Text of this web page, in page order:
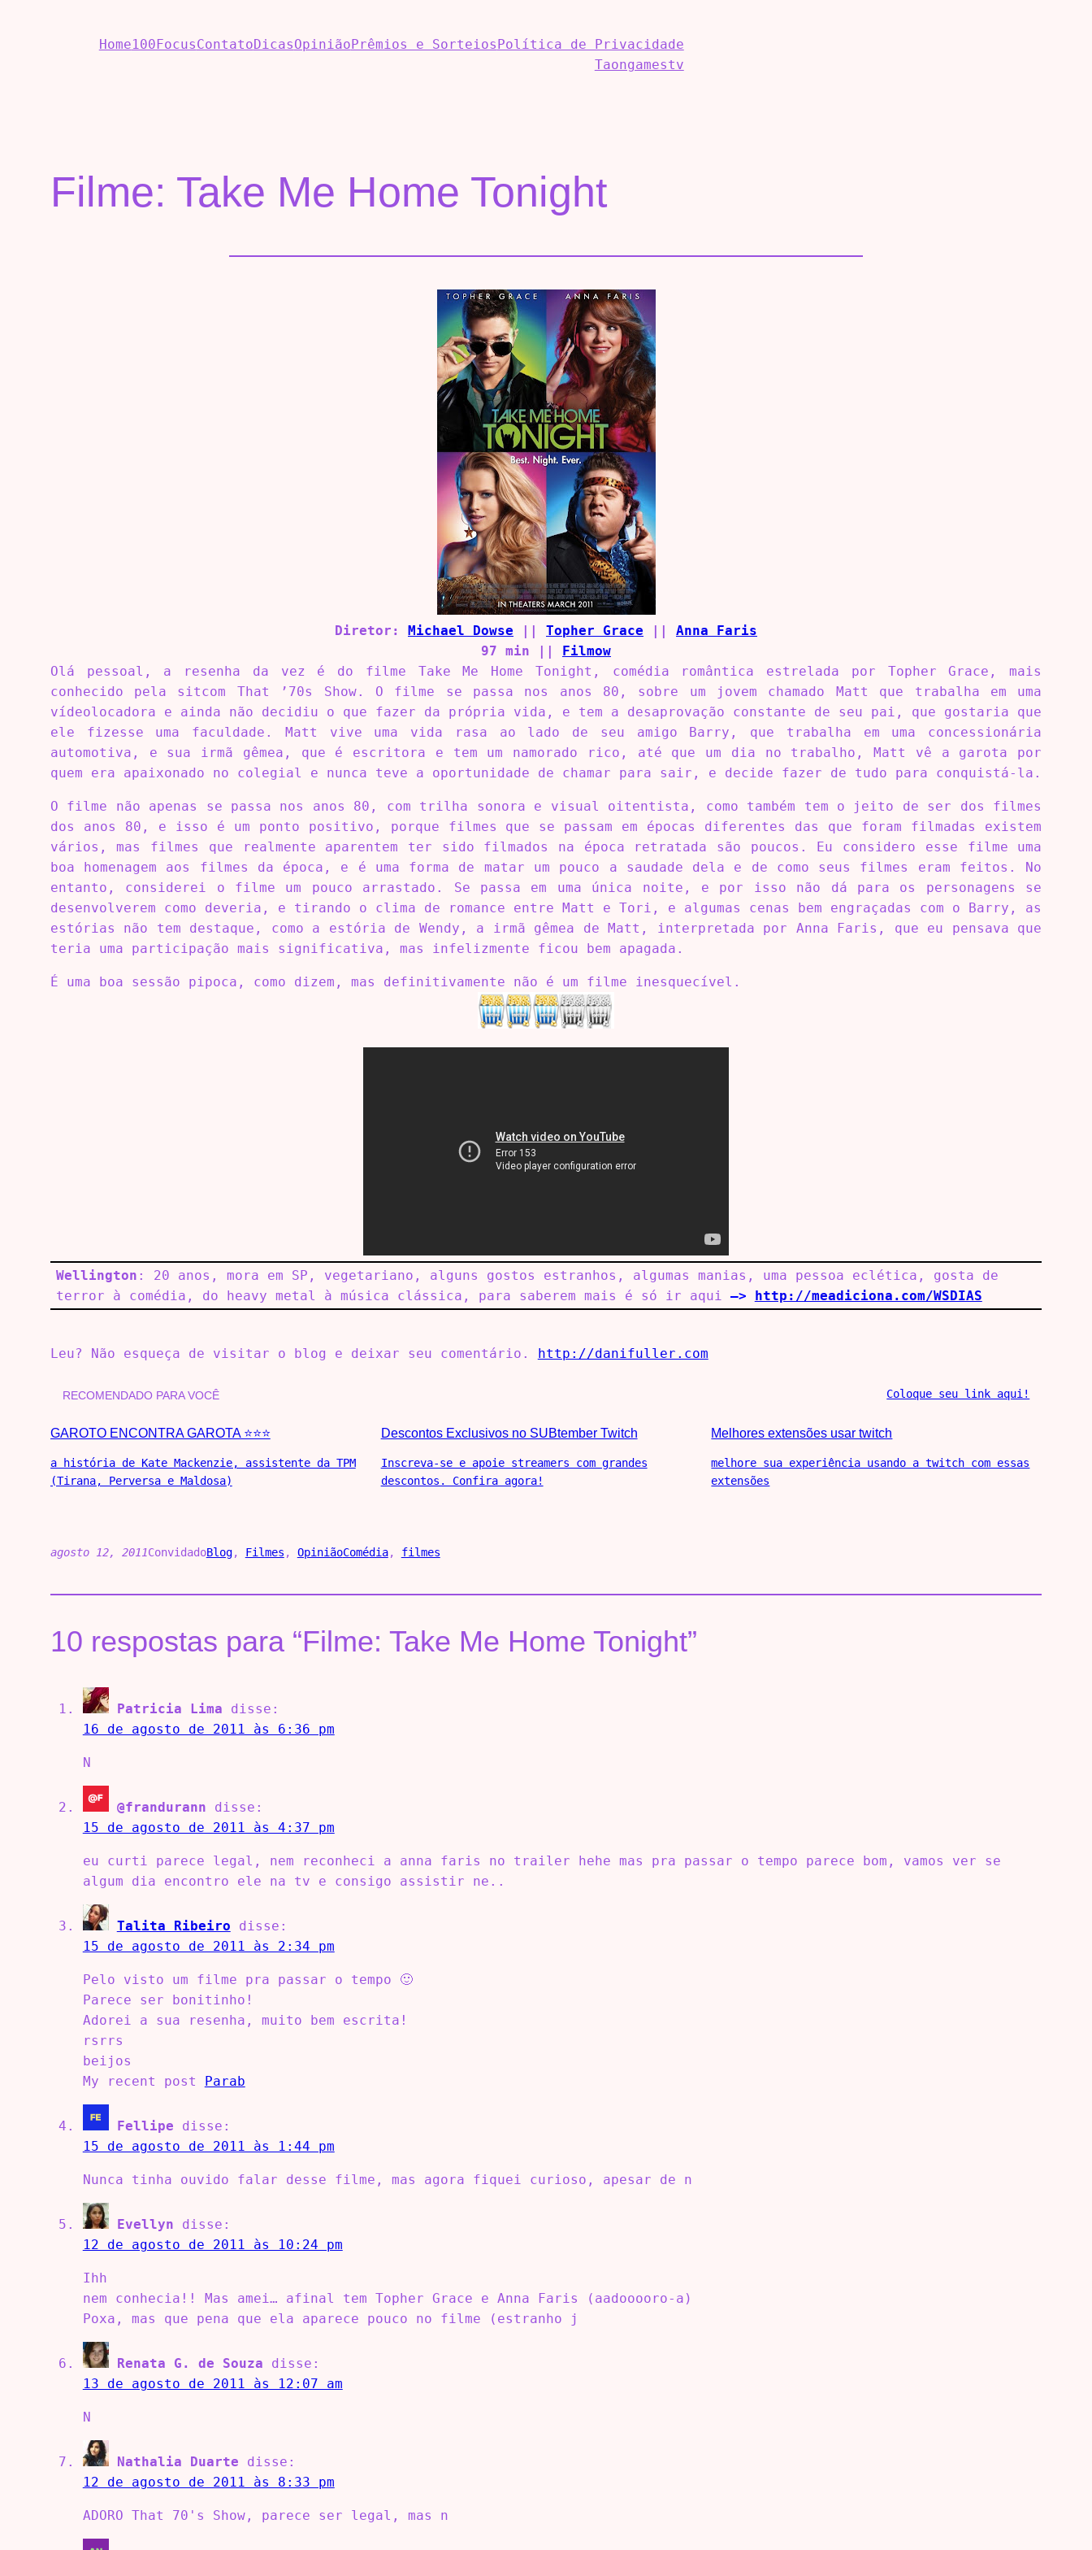
Home100FocusContatoDicasOpinião Prêmios e Sorteios Política de Privacidade
Taongamestv
Filme: Take Me Home Tonight
Diretor: Michael Dowse Topher Grace
Anna Faris
97 min ||
Filmow
Olá pessoal, a resenha da vez é do filme Take Me Home Tonight, comédia romântica estrelada por Topher Grace, mais
conhecido pela sitcom That ’70s Show. O filme se passa nos anos 80, sobre um jovem chamado Matt que trabalha em uma
vídeolocadora e ainda não decidiu o que fazer da própria vida, e tem a desaprovação constante de seu pai, que gostaria que
ele fizesse uma faculdade. Matt vive uma vida rasa ao lado de seu amigo Barry, que trabalha em uma concessionária
automotiva, e sua irmã gêmea, que é escritora e tem um namorado rico, até que um dia no trabalho, Matt vê a garota por
quem era apaixonado no colegial e nunca teve a oportunidade de chamar para sair, e decide fazer de tudo para conquistá-la.
O filme não apenas se passa nos anos 80, com trilha sonora e visual oitentista, como também tem o jeito de ser dos filmes
dos anos 80, e isso é um ponto positivo, porque filmes que se passam em épocas diferentes das que foram filmadas existem
vários, mas filmes que realmente aparentem ter sido filmados na época retratada são poucos. Eu considero esse filme uma
boa homenagem aos filmes da época, e é uma forma de matar um pouco a saudade dela e de como seus filmes eram feitos. No
entanto, considerei o filme um pouco arrastado. Se passa em uma única noite, e por isso não dá para os personagens se
desenvolverem como deveria, e tirando o clima de romance entre Matt e Tori, e algumas cenas bem engraçadas com o Barry, as
estórias não tem destaque, como a estória de Wendy, a irmã gêmea de Matt, interpretada por Anna Faris, que eu pensava que
teria uma participação mais significativa, mas infelizmente ficou bem apagada.
É uma boa sessão pipoca, como dizem, mas definitivamente não é um filme inesquecível.
Wellington : 20 anos, mora em SP, vegetariano, alguns gostos estranhos, algumas manias, uma pessoa eclética, gosta de
terror à comédia, do heavy metal à música clássica, para saberem mais é só ir aqui –> http://meadiciona.com/WSDIAS
Leu? Não esqueça de visitar o blog e deixar seu comentário. http://danifuller.com
RECOMENDADO PARA VOCÊ Coloque seu link aqui!
GAROTO ENCONTRA GAROTA ⭐⭐⭐
a história de Kate Mackenzie, assistente da TPM
(Tirana, Perversa e Maldosa)
Descontos Exclusivos no SUBtember Twitch
Inscreva-se e apoie streamers com grandes
descontos. Confira agora!
Melhores extensões usar twitch
melhore sua experiência usando a twitch com essas
extensões
agosto 12, 2011ConvidadoBlog, Filmes , OpiniãoComédia, filmes
10 respostas para “Filme: Take Me Home Tonight”
Patricia Lima
disse:
16 de agosto de 2011 às 6:36 pm
N
@frandurann
disse:
15 de agosto de 2011 às 4:37 pm
eu curti parece legal, nem reconheci a anna faris no trailer hehe mas pra passar o tempo parece bom, vamos ver se
algum dia encontro ele na tv e consigo assistir ne..
Talita Ribeiro
disse:
15 de agosto de 2011 às 2:34 pm
Pelo visto um filme pra passar o tempo 🙂
Parece ser bonitinho!
Adorei a sua resenha, muito bem escrita!
rsrrs
beijos
My recent post Parab
Fellipe
disse:
15 de agosto de 2011 às 1:44 pm
Nunca tinha ouvido falar desse filme, mas agora fiquei curioso, apesar de n
Evellyn
disse:
12 de agosto de 2011 às 10:24 pm
Ihh
nem conhecia!! Mas amei… afinal tem Topher Grace e Anna Faris (aadooooro-a)
Poxa, mas que pena que ela aparece pouco no filme (estranho j
Renata G. de Souza
disse:
13 de agosto de 2011 às 12:07 am
N
Nathalia Duarte
disse:
12 de agosto de 2011 às 8:33 pm
ADORO That 70's Show, parece ser legal, mas n